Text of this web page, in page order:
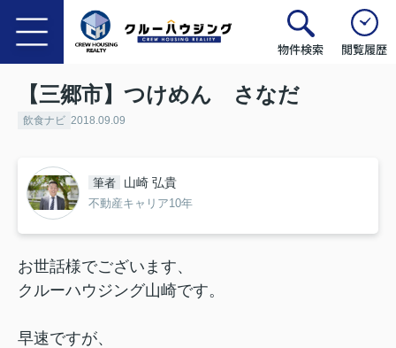
物件検索 閲覧履歴
【三郷市】つけめん さなだ
飲食ナビ 2018.09.09
筆者 山崎 弘貴
不動産キャリア10年
お世話様でございます、
クルーハウジング山崎です。
早速ですが、